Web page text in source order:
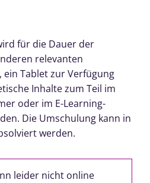
für die Dauer der
relevanten
Tablet zur Verfügung
Inhalte zum Teil im
oder im E-Learning-
Die Umschulung kann in
werden.
leider nicht online